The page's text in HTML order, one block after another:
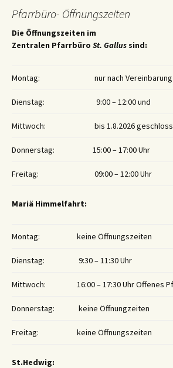
Pfarrbüro- Öffnungszeiten
Die Öffnungszeiten im
Zentralen Pfarrbüro St. Gallus sind:
Montag: nur nach Vereinbarung
Dienstag: 9:00 – 12:00 und
Mittwoch: bis 1.8.2026
Donnerstag: 15:00 – 17:00 Uhr
Freitag: 09:00 – 12:00 Uhr
Mariä Himmelfahrt:
Montag: keine Öffnungszeiten
Dienstag: 9:30 – 11:30 Uhr
Mittwoch: 16:00 – 17:30 Uhr Offenes
Donnerstag: keine Öffnungzeiten
Freitag: keine Öffnungszeiten
St.Hedwig: